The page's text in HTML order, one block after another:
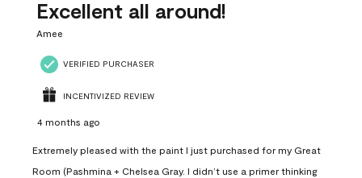
Reviews
Excellent all around!
Amee
VERIFIED PURCHASER
INCENTIVIZED REVIEW
4 months ago
Extremely pleased with the paint I just purchased for my Great
Room (Pashmina + Chelsea Gray. I didn’t use a primer thinking